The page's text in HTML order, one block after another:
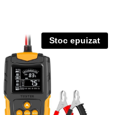
Stoc epuizat